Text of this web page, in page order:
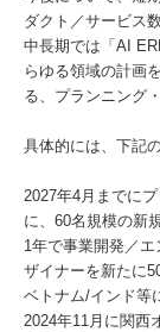
ダクト／サービス
中長期では「AI
らゆる領域の計画
る、プランニング
具体的には、下記
2027年4月までに
に、60名規模の新
1年で事業開発／
ザイナーを新たに
ベトナム/インド等
2024年11月に関西